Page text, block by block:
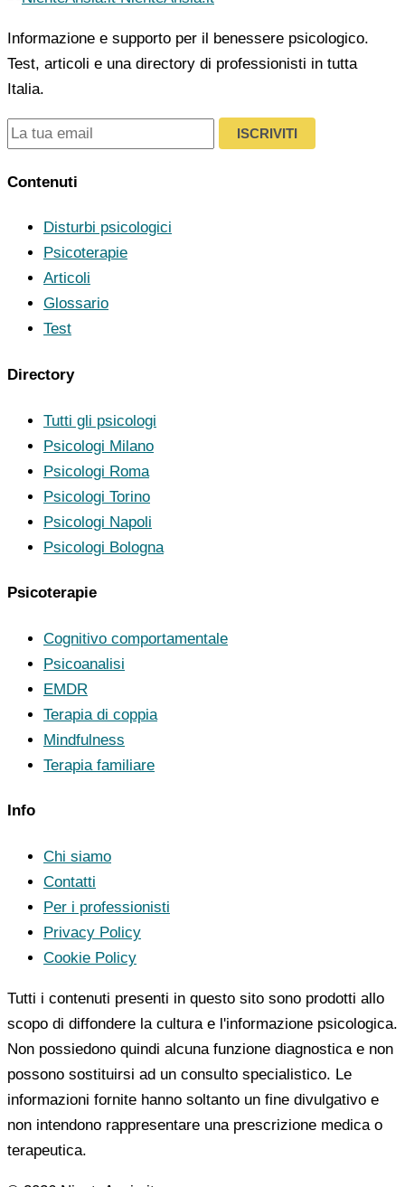
Informazione e supporto per il benessere psicologico.
Test, articoli e una directory di professionisti in tutta
Italia.
ISCRIVITI
Contenuti
Disturbi psicologici
Psicoterapie
Articoli
Glossario
Test
Directory
Tutti gli psicologi
Psicologi Milano
Psicologi Roma
Psicologi Torino
Psicologi Napoli
Psicologi Bologna
Psicoterapie
Cognitivo comportamentale
Psicoanalisi
EMDR
Terapia di coppia
Mindfulness
Terapia familiare
Info
Chi siamo
Contatti
Per i professionisti
Privacy Policy
Cookie Policy
Tutti i contenuti presenti in questo sito sono prodotti allo
scopo di diffondere la cultura e l'informazione psicologica.
Non possiedono quindi alcuna funzione diagnostica e non
possono sostituirsi ad un consulto specialistico. Le
informazioni fornite hanno soltanto un fine divulgativo e
non intendono rappresentare una prescrizione medica o
terapeutica.